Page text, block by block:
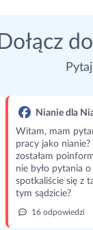
Dołącz
Nianie dla
Witam, mam
pracy jako
zostałam
nie było pytania
spotkaliście się z
tym sądzicie?
16 odpowiedzi